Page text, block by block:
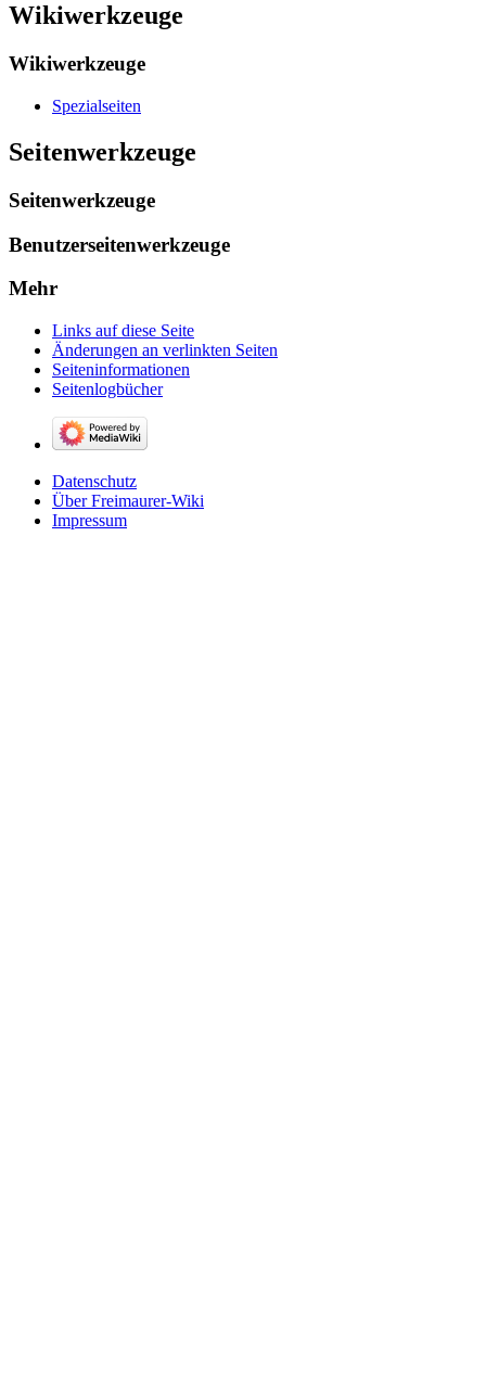
Wikiwerkzeuge
Wikiwerkzeuge
Spezialseiten
Seitenwerkzeuge
Seitenwerkzeuge
Benutzerseitenwerkzeuge
Mehr
Links auf diese Seite
Änderungen an verlinkten Seiten
Seiten­­informationen
Seitenlogbücher
Datenschutz
Über Freimaurer-Wiki
Impressum